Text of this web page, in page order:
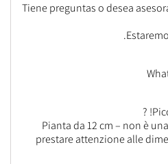
¿Tiene preguntas o desea
Pianta da 12 cm – non è
prestare attenzione alle